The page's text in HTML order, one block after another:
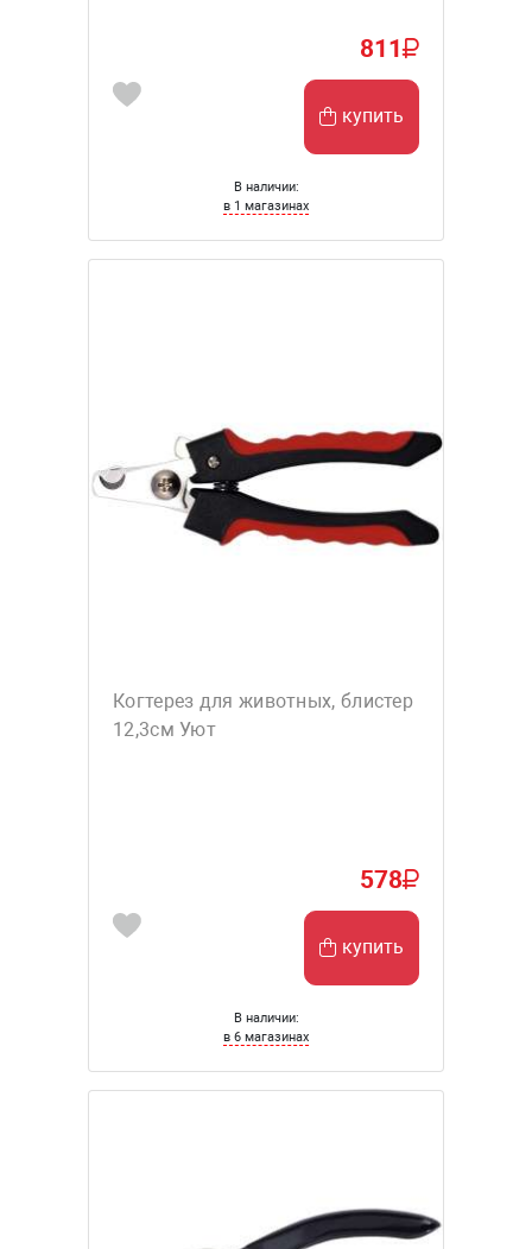
811
купить
В наличии:
в 1 магазинах
Когтерез для животных, блистер
12,3см Уют
578
купить
В наличии:
в 6 магазинах